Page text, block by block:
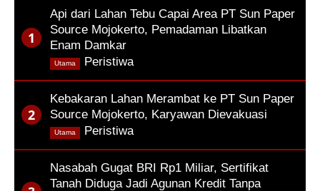
Api dari Lahan Tebu Capai Area PT Sun Paper
Source Mojokerto, Pemadaman Libatkan
Enam Damkar
Peristiwa
Utama
Kebakaran Lahan Merambat ke PT Sun Paper
Source Mojokerto, Karyawan Dievakuasi
Peristiwa
Utama
Nasabah Gugat BRI Rp1 Miliar, Sertifikat
Tanah Diduga Jadi Agunan Kredit Tanpa